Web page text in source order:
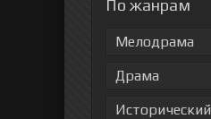
По жанрам
Мелодрама
Драма
Исторический